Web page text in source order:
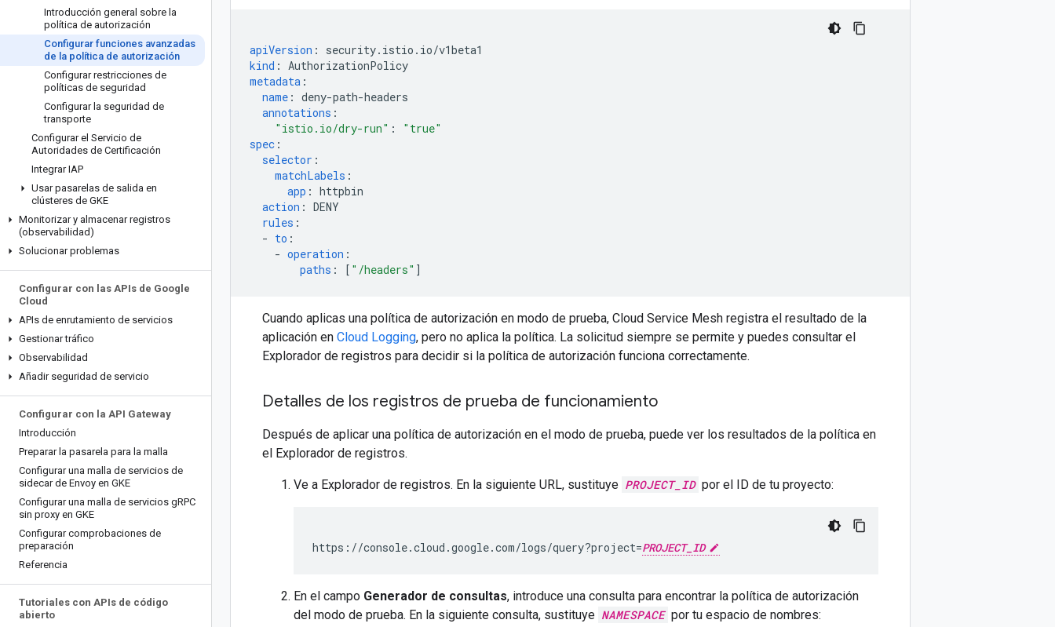
Introducción general sobre la
política de autorización
Configurar funciones avanzadas
de la política de autorización
Configurar restricciones de
políticas de seguridad
Configurar la seguridad de
transporte
Configurar el Servicio de
Autoridades de Certificación
Integrar IAP
Usar pasarelas de salida en
clústeres de GKE
Monitorizar y almacenar registros
(observabilidad)
Solucionar problemas
Configurar con las APIs de Google
Cloud
APIs de enrutamiento de servicios
Gestionar tráfico
Observabilidad
Añadir seguridad de servicio
Configurar con la API Gateway
Introducción
Preparar la pasarela para la malla
Configurar una malla de servicios de
sidecar de Envoy en GKE
Configurar una malla de servicios gRPC
sin proxy en GKE
Configurar comprobaciones de
preparación
Referencia
Tutoriales con APIs de código
abierto
apiVersion :
security.istio.io/v1beta1
kind : AuthorizationPolicy
metadata :
name : deny-path-headers
annotations :
"istio.io/dry-run" :
"true"
spec :
selector :
matchLabels :
app : httpbin
action : DENY
rules :
- to :
- operation :
paths : [ "/headers" ]
Cuando aplicas una política de autorización en modo de prueba, Cloud Service Mesh registra el resultado de la
aplicación en Cloud Logging, pero no aplica la política. La solicitud siempre se permite y puedes consultar el
Explorador de registros para decidir si la política de autorización funciona correctamente.
Detalles de los registros de prueba de funcionamiento
Después de aplicar una política de autorización en el modo de prueba, puede ver los resultados de la política en
el Explorador de registros.
Ve a Explorador de registros. En la siguiente URL, sustituye PROJECT_ID por el ID de tu proyecto:
https://console.cloud.google.com/logs/query?project=PROJECT_ID
En el campo Generador de consultas, introduce una consulta para encontrar la política de autorización
del modo de prueba. En la siguiente consulta, sustituye NAMESPACE por tu espacio de nombres: